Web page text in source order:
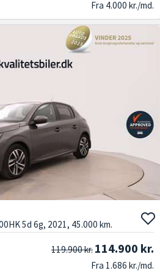
Fra 4.000 kr./md.
5d 6g, 2021, 45.000 km.
119.900 kr. 114.900 kr.
Fra 1.686 kr./md.